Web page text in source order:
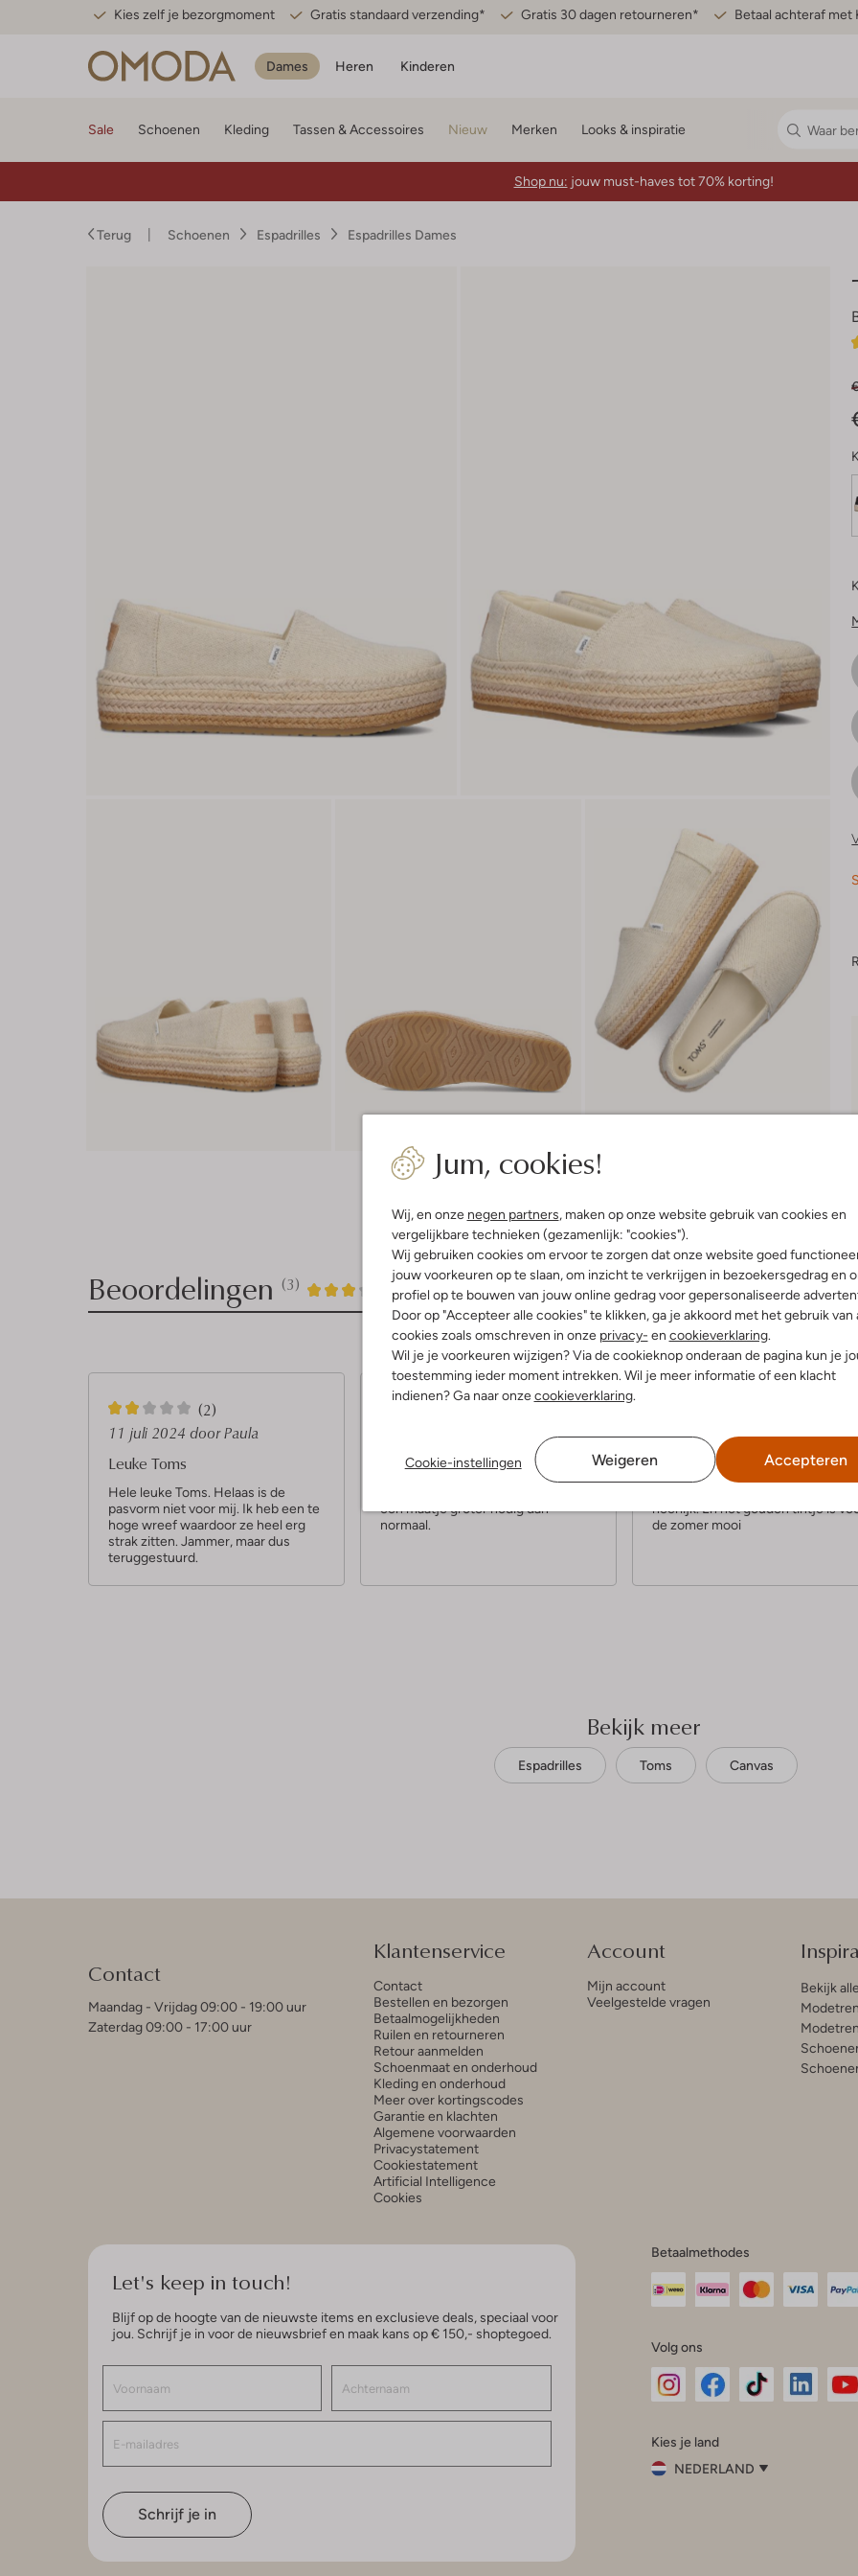
Kies zelf je bezorgmoment Gratis standaard verzending* Gratis 30 dagen retourneren* Betaal achteraf met
Dames Heren Kinderen
Jum, cookies!
Wij, en onze negen partners, maken op onze website gebruik van cookies en
vergelijkbare technieken (gezamenlijk: "cookies").
Wij gebruiken cookies om ervoor te zorgen dat onze website goed
jouw voorkeuren op te slaan, om inzicht te verkrijgen in bezoekersgedrag en
profiel op te bouwen van jouw online gedrag voor gepersonaliseerde
Door op "Accepteer alle cookies" te klikken, ga je akkoord met het gebruik van
cookies zoals omschreven in onze privacy- en cookieverklaring.
Wil je je voorkeuren wijzigen? Via de cookieknop onderaan de pagina kun je
toestemming ieder moment intrekken. Wil je meer informatie of een klacht
indienen? Ga naar onzecookieverklaring.
Cookie-instellingen Weigeren Accepteren
Sale Schoenen Kleding Tassen & Accessoires Nieuw Merken Looks & inspiratie
Shop nu: jouw must-haves tot 70% korting!
Terug Schoenen Espadrilles Espadrilles Dames
Product informatie
Beoordelingen (3) 3/5
3
3
2
S
t
e
r
r
e
n
(2)
11 juli 2024 door Paula
Leuke Toms
Hele leuke Toms. Helaas is de
pasvorm niet voor mij. Ik heb een te
hoge wreef waardoor ze heel erg
strak zitten. Jammer, maar dus
teruggestuurd.
r
n
luchtig maar stevig schoentje
een maatje groter nodig dan
normaal.
t
e
r
n
16 augustus 2023door Sandra
Mvr
heerlijk. En het gouden tintje is
de zomer mooi
Bekijk meer
Espadrilles Toms Canvas
Contact
Maandag - Vrijdag 09:00 - 19:00 uur
Zaterdag 09:00 - 17:00 uur
Klantenservice
Contact
Bestellen en bezorgen
Betaalmogelijkheden
Ruilen en retourneren
Retour aanmelden
Schoenmaat en onderhoud
Kleding en onderhoud
Meer over kortingscodes
Garantie en klachten
Algemene voorwaarden
Privacystatement
Cookiestatement
Artificial Intelligence
Cookies
Account
Mijn account
Veelgestelde vragen
Bekijk
Let's keep in touch!
Blijf op de hoogte van de nieuwste items en exclusieve deals, speciaal voor
jou. Schrijf je in voor de nieuwsbrief en maak kans op € 150,- shoptegoed.
Schrijf je in
Betaalmethodes
Volg ons
InstagramFacebook
Kies je land
NEDERLAND